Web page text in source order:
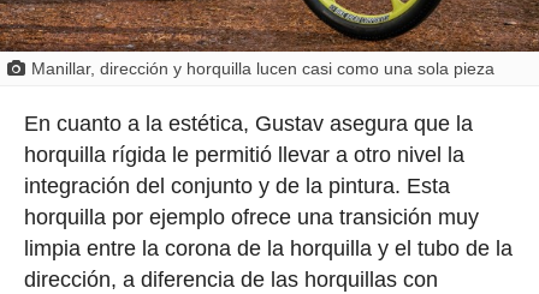
Manillar, dirección y horquilla lucen casi como una sola pieza
En cuanto a la estética, Gustav asegura que la
horquilla rígida le permitió llevar a otro nivel la
integración del conjunto y de la pintura. Esta
horquilla por ejemplo ofrece una transición muy
limpia entre la corona de la horquilla y el tubo de la
dirección, a diferencia de las horquillas con